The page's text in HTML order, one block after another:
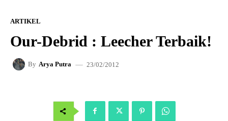
ARTIKEL
Our-Debrid : Leecher Terbaik!
By Arya Putra 23/02/2012